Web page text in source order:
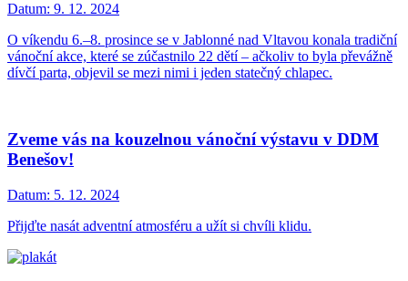
Datum: 9. 12. 2024
O víkendu 6.–8. prosince se v Jablonné nad Vltavou konala tradiční
vánoční akce, které se zúčastnilo 22 dětí – ačkoliv to byla převážně
dívčí parta, objevil se mezi nimi i jeden statečný chlapec.
Zveme vás na kouzelnou vánoční výstavu v DDM
Benešov!
Datum: 5. 12. 2024
Přijďte nasát adventní atmosféru a užít si chvíli klidu.